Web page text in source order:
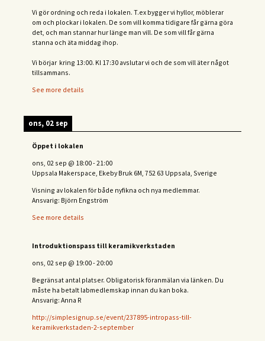
Vi gör ordning och reda i lokalen. T.ex bygger vi hyllor, möblerar
om och plockar i lokalen. De som vill komma tidigare får gärna göra
det, och man stannar hur länge man vill. De som vill får gärna
stanna och äta middag ihop.
Vi börjar kring 13:00. Kl 17:30 avslutar vi och de som vill äter något
tillsammans.
See more details
ons, 02 sep
Öppet i lokalen
ons, 02 sep @ 18:00-21:00
Uppsala Makerspace, Ekeby Bruk 6M, 752 63 Uppsala, Sverige
Visning av lokalen för både nyfikna och nya medlemmar.
Ansvarig: Björn Engström
See more details
Introduktionspass till keramikverkstaden
ons, 02 sep @ 19:00-20:00
Begränsat antal platser. Obligatorisk föranmälan via länken. Du
måste ha betalt labmedlemskap innan du kan boka.
Ansvarig: Anna R
http://simplesignup.se/event/237895-intropass-till-
keramikverkstaden-2-september